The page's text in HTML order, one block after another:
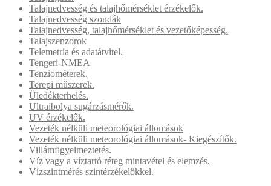
Talajnedvesség és talajhőmérséklet érzékelők.
Talajnedvesség szondák
Talajnedvesség, talajhőmérséklet és vezetőképesség.
Talajszenzorok
Telemetria és adatátvitel.
Tengeri-NMEA
Tenziométerek.
Terepi műszerek.
Üledékterhelés.
Ultraibolya sugárzásmérők.
UV érzékelők.
Vezeték nélküli meteorológiai állomások
Vezeték nélküli meteorológiai állomások- Kiegészítők.
Villámfigyelmeztetés.
Víz vagy a víztartó réteg mintavétel és elemzés.
Vízszintmérés szintérzékelőkkel.